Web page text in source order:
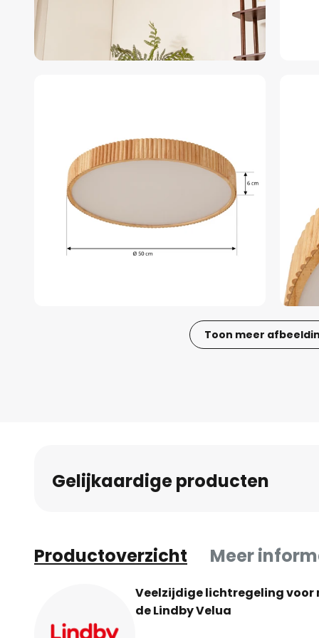
Toon meer
gallerij
Gelijkaardige producten
Productoverzicht Meer
Veelzijdige lichtregeling voor
de Lindby Velua